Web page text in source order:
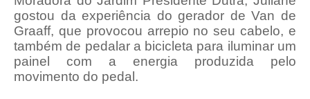
gostou da experiência do gerador de Van de
Graaff, que provocou arrepio no seu cabelo, e
também de pedalar a bicicleta para iluminar um
painel com a energia produzida pelo
movimento do pedal.